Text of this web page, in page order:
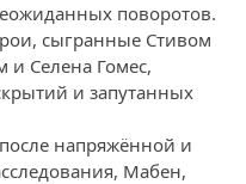
поворотов.
сыгранные Стивом
Селена Гомес,
и запутанных
напряжённой и
Мабен,